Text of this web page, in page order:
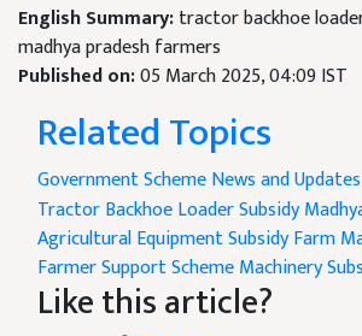
English Summary:tractor backhoe
madhya pradesh farmers
Published on:05 March 2025, 04:09 IST
Related Topics
Government Scheme News and Updates
Tractor Backhoe LoaderSubsidy
Agricultural Equipment SubsidyFarm
Farmer Support SchemeMachinery
Like this article?